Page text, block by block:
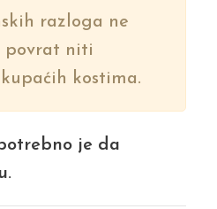
razloga ne
povrat niti
kostima.
je da